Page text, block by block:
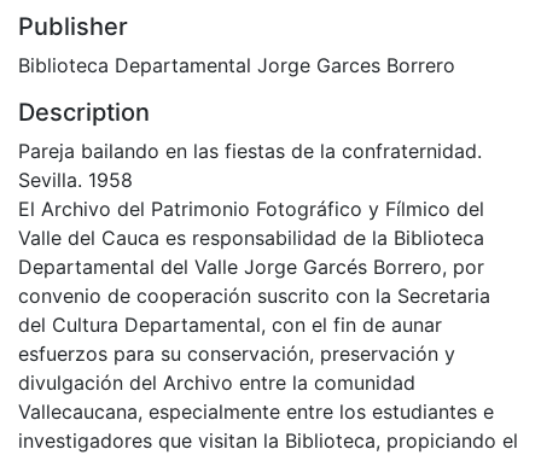
Publisher
Biblioteca Departamental Jorge Garces Borrero
Description
Pareja bailando en las fiestas de la confraternidad.
Sevilla. 1958
El Archivo del Patrimonio Fotográfico y Fílmico del
Valle del Cauca es responsabilidad de la Biblioteca
Departamental del Valle Jorge Garcés Borrero, por
convenio de cooperación suscrito con la Secretaria
del Cultura Departamental, con el fin de aunar
esfuerzos para su conservación, preservación y
divulgación del Archivo entre la comunidad
Vallecaucana, especialmente entre los estudiantes e
investigadores que visitan la Biblioteca, propiciando el